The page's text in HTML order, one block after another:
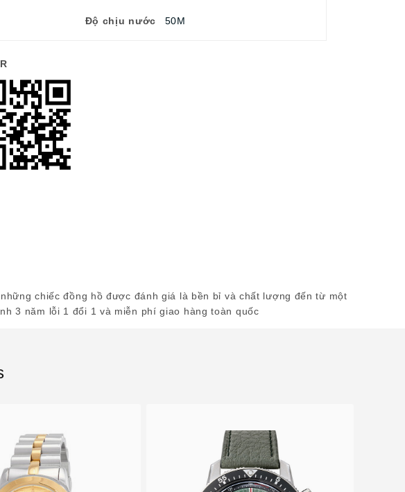
Độ chịu nước 50M
chiếc đồng hồ được đánh giá là bền bỉ và chất lượng đến từ một
3 năm lỗi 1 đổi 1 và miễn phí giao hàng toàn quốc